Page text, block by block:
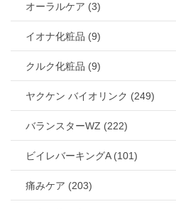
オーラルケア (3)
イオナ化粧品 (9)
クルク化粧品 (9)
ヤクケン バイオリンク (249)
バランスターWZ (222)
ビイレバーキングA (101)
痛みケア (203)